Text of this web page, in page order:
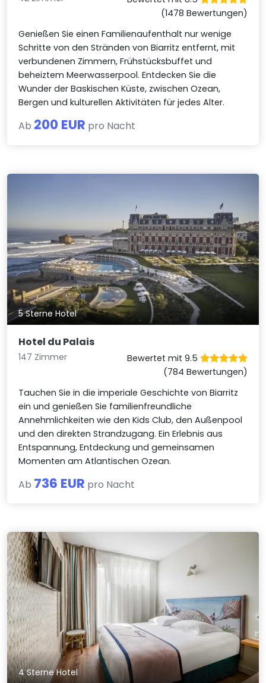
(1478 Bewertungen)
Genießen Sie einen Familienaufenthalt nur wenige
Schritte von den Stränden von Biarritz entfernt, mit
verbundenen Zimmern, Frühstücksbuffet und
beheiztem Meerwasserpool. Entdecken Sie die
Wunder der Baskischen Küste, zwischen Ozean,
Bergen und kulturellen Aktivitäten für jedes Alter.
Ab 200 EUR pro Nacht
5 Sterne Hotel
Hotel du Palais
147 Zimmer
Bewertet mit 9.5
(784 Bewertungen)
Tauchen Sie in die imperiale Geschichte von Biarritz
ein und genießen Sie familienfreundliche
Annehmlichkeiten wie den Kids Club, den Außenpool
und den direkten Strandzugang. Ein Erlebnis aus
Entspannung, Entdeckung und gemeinsamen
Momenten am Atlantischen Ozean.
Ab 736 EUR pro Nacht
4 Sterne Hotel